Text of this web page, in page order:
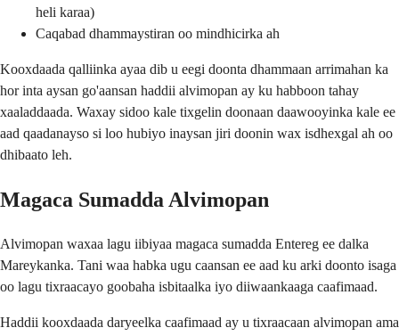
heli karaa)
Caqabad dhammaystiran oo mindhicirka ah
Kooxdaada qalliinka ayaa dib u eegi doonta dhammaan arrimahan ka
hor inta aysan go'aansan haddii alvimopan ay ku habboon tahay
xaaladdaada. Waxay sidoo kale tixgelin doonaan daawooyinka kale ee
aad qaadanayso si loo hubiyo inaysan jiri doonin wax isdhexgal ah oo
dhibaato leh.
Magaca Sumadda Alvimopan
Alvimopan waxaa lagu iibiyaa magaca sumadda Entereg ee dalka
Mareykanka. Tani waa habka ugu caansan ee aad ku arki doonto isaga
oo lagu tixraacayo goobaha isbitaalka iyo diiwaankaaga caafimaad.
Haddii kooxdaada daryeelka caafimaad ay u tixraacaan alvimopan ama